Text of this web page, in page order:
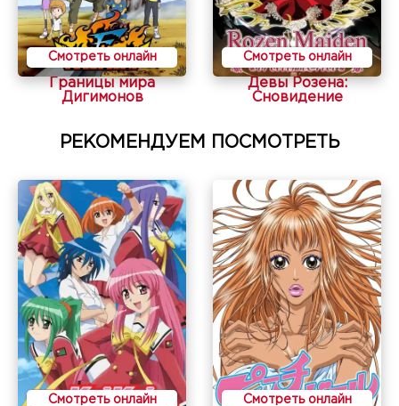
Смотреть онлайн
Границы мира
Дигимонов
Смотреть онлайн
Девы Розена:
Сновидение
РЕКОМЕНДУЕМ ПОСМОТРЕТЬ
Смотреть онлайн Смотреть онлайн